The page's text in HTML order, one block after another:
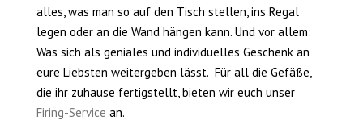
alles, was man so auf den Tisch stellen, ins Regal
legen oder an die Wand hängen kann. Und vor allem:
Was sich als geniales und individuelles Geschenk an
eure Liebsten weitergeben lässt. Für all die Gefäße,
die ihr zuhause fertigstellt, bieten wir euch unser
Firing-Service an.